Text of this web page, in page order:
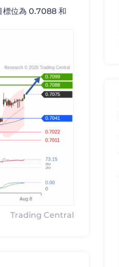
標位為 0.7088 和
Trading Central